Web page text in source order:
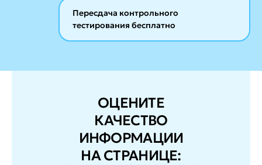
Пересдача контрольного
тестирования бесплатно
ОЦЕНИТЕ
КАЧЕСТВО
ИНФОРМАЦИИ
НА СТРАНИЦЕ: